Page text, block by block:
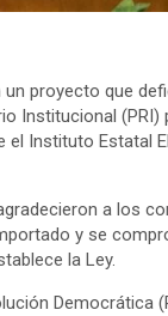
proyecto que
Institucional (PRI)
Instituto Estatal
a los
y se
la Ley.
Democrática